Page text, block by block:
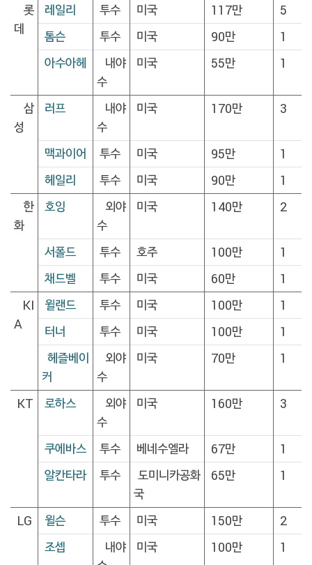
롯
데
레일리 투수 미국 117만
5
톰슨
투수 미국 90만
1
아수아헤
내야
수
미국 55만 1
삼
성
러프
내야
수
미국 170만 3
맥과이어 투수 미국 95만
1
헤일리
투수 미국 90만
1
한
화
호잉
외야
수
미국 140만 2
서폴드 투수 호주 100만
1
채드벨
투수 미국 60만
1
KI
A
윌랜드 투수 미국 100만
1
터너
투수 미국 100만
1
헤즐베이
커
외야
수
미국 70만 1
KT 로하스
외야
수
미국 160만 3
쿠에바스 투수 베네수엘라 67만
1
알칸타라
투수
도미니카공화
국
65만 1
LG 윌슨 투수 미국 150만
2
조셉
내야
미국 100만 1